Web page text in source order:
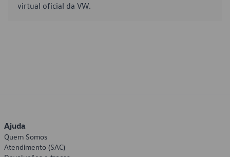
virtual oficial da VW.
Ajuda
Quem Somos
Atendimento (SAC)